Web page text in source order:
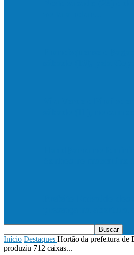
Início Destaques Hortão da prefeitura de
produziu 712 caixas...